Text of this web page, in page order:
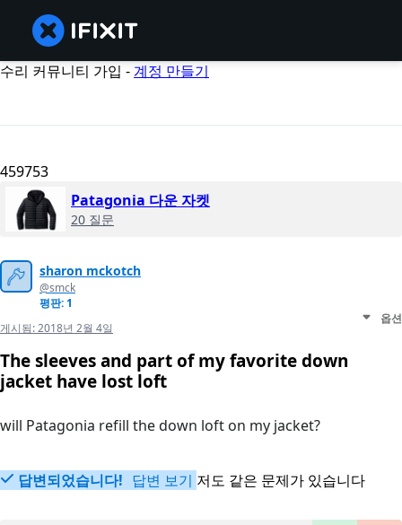
수리 커뮤니티 가입 -계정 만들기
459753
Patagonia 다운 자켓
20 질문
sharon mckotch
@smck
평판: 1
게시됨:2018년 2월 4일
옵션
The sleeves and part of my favorite down
jacket have lost loft
will Patagonia refill the down loft on my jacket?
답변되었습니다! 답변 보기 저도 같은 문제가 있습니다